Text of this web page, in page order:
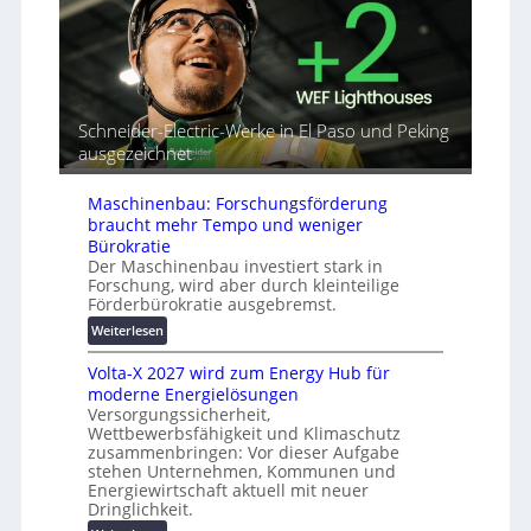
e
A
u
t
m
t
s
i
e
r
u
n
g
s
l
ö
s
u
n
g
e
o
r
i
a
l
r
e
i
e
b
i
n
d
e
t
G
e
r
ä
t
e
s
c
h
u
t
z
u
n
d
d
i
g
i
Schneider-Electric-Werke in El Paso und Peking
ausgezeichnet
Maschinenbau: Forschungsförderung
braucht mehr Tempo und weniger
Bürokratie
Der Maschinenbau investiert stark in
Forschung, wird aber durch kleinteilige
Förderbürokratie ausgebremst.
Weiterlesen:
M
a
s
c
h
i
n
e
n
Volta-X 2027 wird zum Energy Hub für
moderne Energielösungen
Versorgungssicherheit,
Wettbewerbsfähigkeit und Klimaschutz
zusammenbringen: Vor dieser Aufgabe
stehen Unternehmen, Kommunen und
Energiewirtschaft aktuell mit neuer
Dringlichkeit.